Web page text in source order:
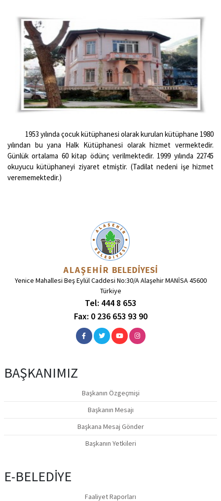
1953 yılında çocuk kütüphanesi olarak kurulan kütüphane 1980
yılından bu yana Halk Kütüphanesi olarak hizmet vermektedir.
Günlük ortalama 60 kitap ödünç verilmektedir. 1999 yılında 22745
okuyucu kütüphaneyi ziyaret etmiştir. (Tadilat nedeni işe hizmet
verememektedir.)
Yenice Mahallesi Beş Eylül Caddesi No:30/A Alaşehir MANİSA 45600
Türkiye
Tel: 444 8 653
Fax: 0 236 653 93 90
BAŞKANIMIZ
Başkanın Özgeçmişi
Başkanın Mesajı
Başkana Mesaj Gönder
Başkanın Yetkileri
E-BELEDİYE
Faaliyet Raporları